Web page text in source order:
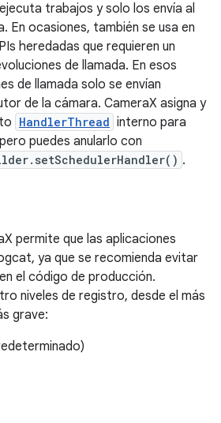
trabajos y solo los envía al
En ocasiones, también se usa en
heredadas que requieren un
de llamada. En esos
de llamada solo se envían
de la cámara. CameraX asigna y
HandlerThread interno para
puedes anularlo con
.
permite que las aplicaciones
ya que se recomienda evitar
el código de producción.
niveles de registro, desde el más
grave: